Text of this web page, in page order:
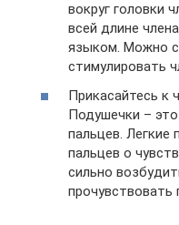
вокруг головки
всей длине
языком. Можно
стимулировать
Прикасайтесь к
Подушечки –
пальцев. Легкие
пальцев о
сильно
прочувствовать